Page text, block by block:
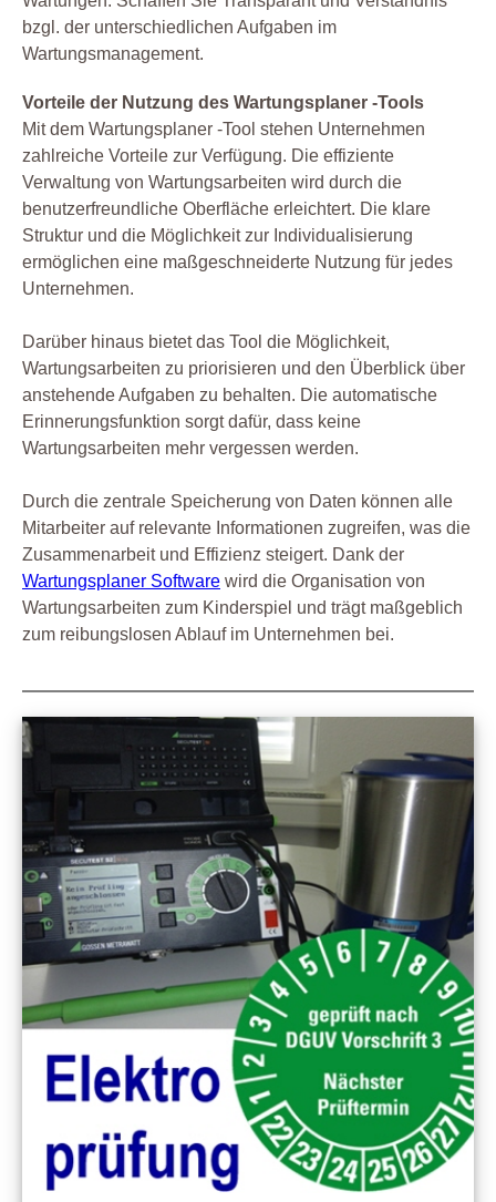
bzgl. der unterschiedlichen Aufgaben im
Wartungsmanagement.
Vorteile der Nutzung des Wartungsplaner -Tools
Mit dem Wartungsplaner -Tool stehen Unternehmen
zahlreiche Vorteile zur Verfügung. Die effiziente
Verwaltung von Wartungsarbeiten wird durch die
benutzerfreundliche Oberfläche erleichtert. Die klare
Struktur und die Möglichkeit zur Individualisierung
ermöglichen eine maßgeschneiderte Nutzung für jedes
Unternehmen.
Darüber hinaus bietet das Tool die Möglichkeit,
Wartungsarbeiten zu priorisieren und den Überblick über
anstehende Aufgaben zu behalten. Die automatische
Erinnerungsfunktion sorgt dafür, dass keine
Wartungsarbeiten mehr vergessen werden.
Durch die zentrale Speicherung von Daten können alle
Mitarbeiter auf relevante Informationen zugreifen, was die
Zusammenarbeit und Effizienz steigert. Dank der
Wartungsplaner Software wird die Organisation von
Wartungsarbeiten zum Kinderspiel und trägt maßgeblich
zum reibungslosen Ablauf im Unternehmen bei.